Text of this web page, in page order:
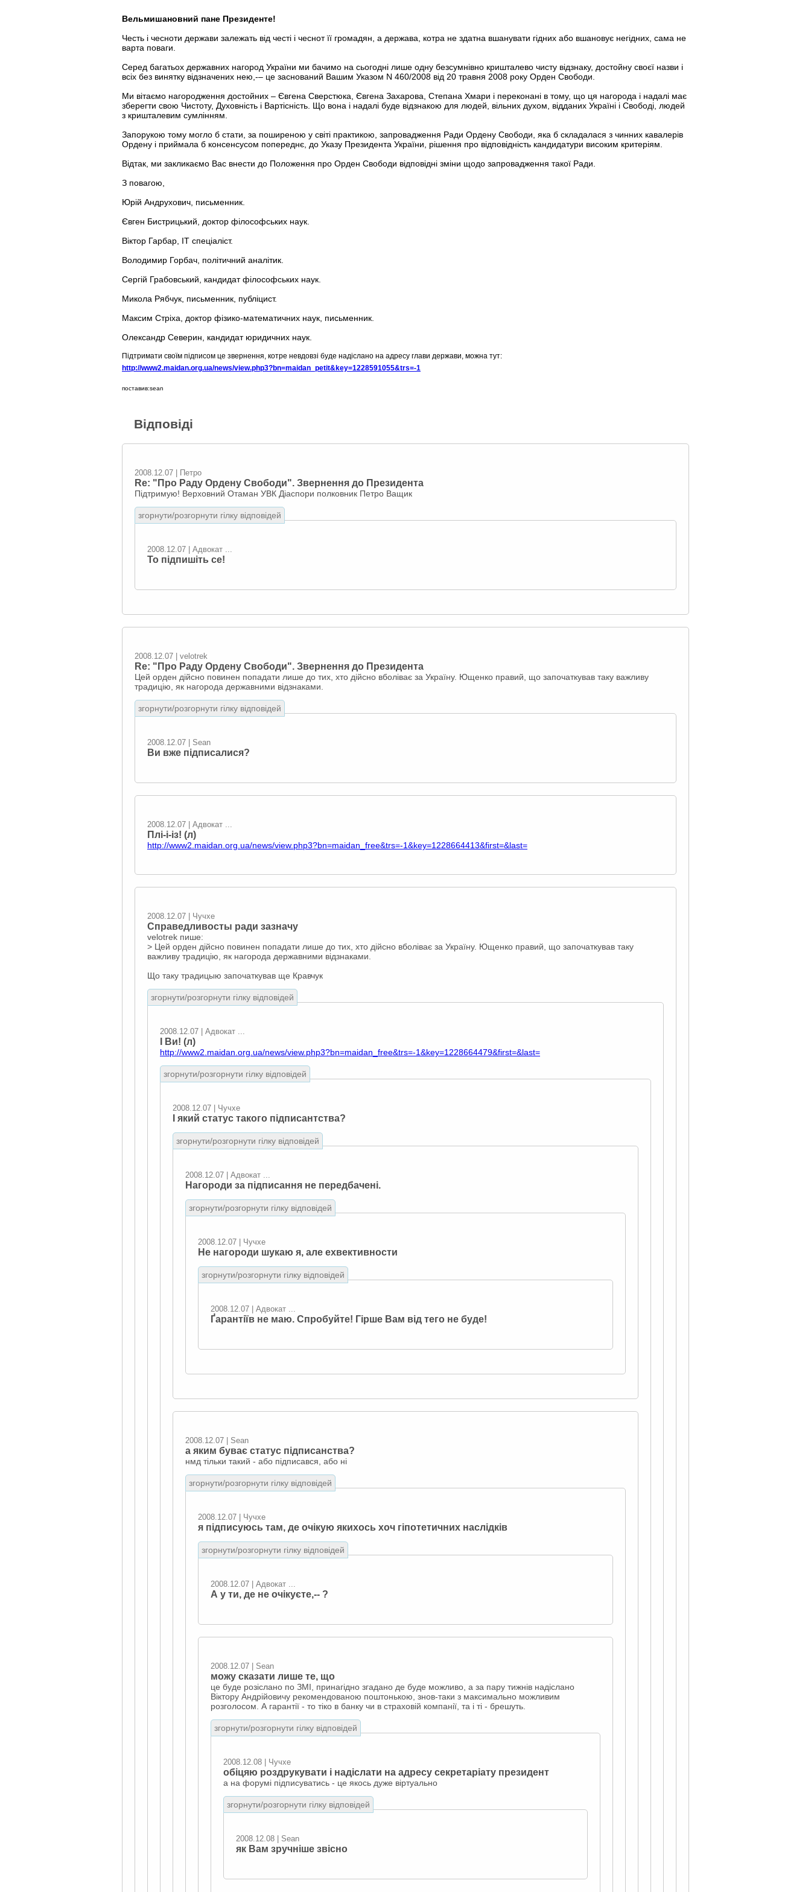
Вельмишановний пане Президенте!
Честь і чесноти держави залежать від честі і чеснот її громадян, а держава, котра не здатна вшанувати гідних або вшановує негідних, сама не
варта поваги.
Серед багатьох державних нагород України ми бачимо на сьогодні лише одну безсумнівно кришталево чисту відзнаку, достойну своєї назви і
всіх без винятку відзначених нею,-– це заснований Вашим Указом N 460/2008 від 20 травня 2008 року Орден Свободи.
Ми вітаємо нагородження достойних – Євгена Сверстюка, Євгена Захарова, Степана Хмари і переконані в тому, що ця нагорода і надалі має
зберегти свою Чистоту, Духовність і Вартісність. Що вона і надалі буде відзнакою для людей, вільних духом, відданих Україні і Свободі, людей
з кришталевим сумлінням.
Запорукою тому могло б стати, за поширеною у світі практикою, запровадження Ради Ордену Свободи, яка б складалася з чинних кавалерів
Ордену і приймала б консенсусом попереднє, до Указу Президента України, рішення про відповідність кандидатури високим критеріям.
Відтак, ми закликаємо Вас внести до Положення про Орден Свободи відповідні зміни щодо запровадження такої Ради.
З повагою,
Юрій Андрухович, письменник.
Євген Бистрицький, доктор філософських наук.
Віктор Гарбар, IT спеціаліст.
Володимир Горбач, політичний аналітик.
Сергій Грабовський, кандидат філософських наук.
Микола Рябчук, письменник, публіцист.
Максим Стріха, доктор фізико-математичних наук, письменник.
Олександр Северин, кандидат юридичних наук.
Підтримати своїм підписом це звернення, котре невдовзі буде надіслано на адресу глави держави, можна тут:
http://www2.maidan.org.ua/news/view.php3?bn=maidan_petit&key=1228591055&trs=-1
поставив:sean
Відповіді
2008.12.07 | Петро
Re: "Про Раду Ордену Свободи". Звернення до Президента
Підтримую! Верховний Отаман УВК Діаспори полковник Петро Ващик
згорнути/розгорнути гілку відповідей
2008.12.07 | Адвокат ...
То підпишіть се!
2008.12.07 | velotrek
Re: "Про Раду Ордену Свободи". Звернення до Президента
Цей орден дійсно повинен попадати лише до тих, хто дійсно вболіває за Україну. Ющенко правий, що започаткував таку важливу
традицію, як нагорода державними відзнаками.
згорнути/розгорнути гілку відповідей
2008.12.07 | Sean
Ви вже підписалися?
2008.12.07 | Адвокат ...
Плі-і-із! (л)
http://www2.maidan.org.ua/news/view.php3?bn=maidan_free&trs=-1&key=1228664413&first=&last=
2008.12.07 | Чучхе
Справедливосты ради зазначу
velotrek пише:
> Цей орден дійсно повинен попадати лише до тих, хто дійсно вболіває за Україну. Ющенко правий, що започаткував таку
важливу традицію, як нагорода державними відзнаками.
Що таку традицыю започаткував ще Кравчук
згорнути/розгорнути гілку відповідей
2008.12.07 | Адвокат ...
І Ви! (л)
http://www2.maidan.org.ua/news/view.php3?bn=maidan_free&trs=-1&key=1228664479&first=&last=
згорнути/розгорнути гілку відповідей
2008.12.07 | Чучхе
І який статус такого підписантства?
згорнути/розгорнути гілку відповідей
2008.12.07 | Адвокат ...
Нагороди за підписання не передбачені.
згорнути/розгорнути гілку відповідей
2008.12.07 | Чучхе
Не нагороди шукаю я, але ехвективности
згорнути/розгорнути гілку відповідей
2008.12.07 | Адвокат ...
Ґарантіїв не маю. Спробуйте! Гірше Вам від тего не буде!
2008.12.07 | Sean
а яким буває статус підписанства?
нмд тільки такий - або підписався, або ні
згорнути/розгорнути гілку відповідей
2008.12.07 | Чучхе
я підписуюсь там, де очікую якихось хоч гіпотетичних наслідків
згорнути/розгорнути гілку відповідей
2008.12.07 | Адвокат ...
А у ти, де не очікуєте,-- ?
2008.12.07 | Sean
можу сказати лише те, що
це буде розіслано по ЗМІ, принагідно згадано де буде можливо, а за пару тижнів надіслано
Віктору Андрійовичу рекомендованою поштонькою, знов-таки з максимально можливим
розголосом. А гарантії - то тіко в банку чи в страховій компанії, та і ті - брешуть.
згорнути/розгорнути гілку відповідей
2008.12.08 | Чучхе
обіцяю роздрукувати і надіслати на адресу секретаріату президент
а на форумі підписуватись - це якось дуже віртуально
згорнути/розгорнути гілку відповідей
2008.12.08 | Sean
як Вам зручніше звісно